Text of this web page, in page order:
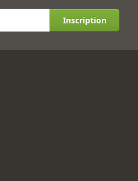
Inscription